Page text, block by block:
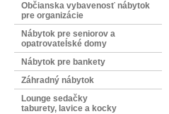
Občianska vybavenosť nábytok
pre organizácie
Nábytok pre seniorov a
opatrovateĺské domy
Nábytok pre bankety
Záhradný nábytok
Lounge sedačky
taburety, lavice a kocky